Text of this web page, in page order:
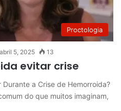
Proctologia
abril 5, 2025 13
evitar crise
a Crise de Hemorroida?
do que muitos imaginam,